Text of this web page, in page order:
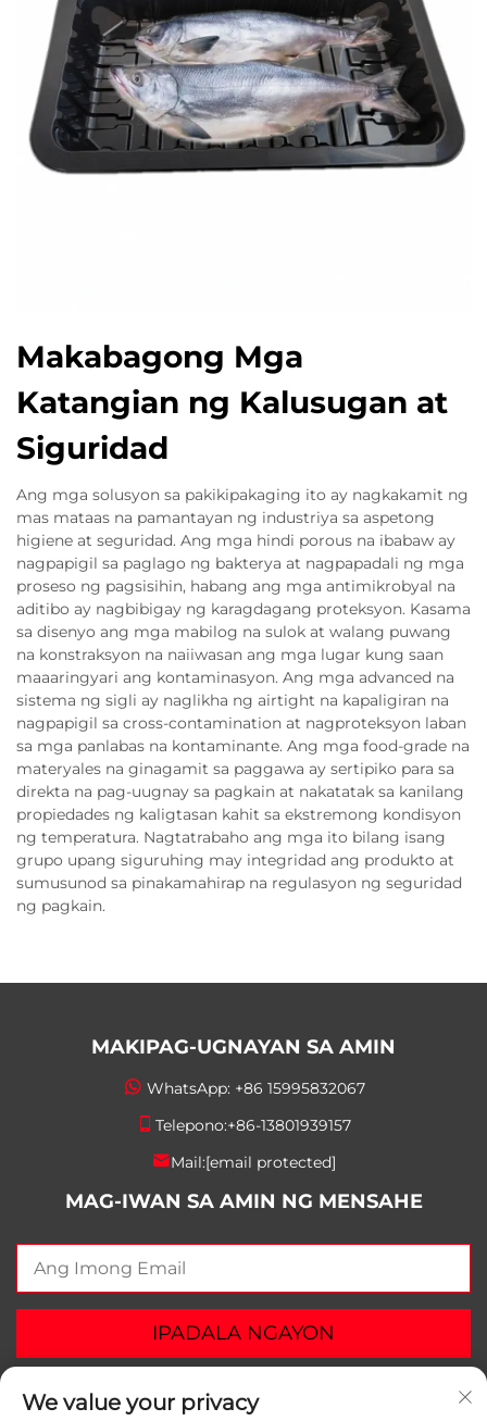
Makabagong Mga
Katangian ng Kalusugan at
Siguridad
Ang mga solusyon sa pakikipakaging ito ay nagkakamit ng
mas mataas na pamantayan ng industriya sa aspetong
higiene at seguridad. Ang mga hindi porous na ibabaw ay
nagpapigil sa paglago ng bakterya at nagpapadali ng mga
proseso ng pagsisihin, habang ang mga antimikrobyal na
aditibo ay nagbibigay ng karagdagang proteksyon. Kasama
sa disenyo ang mga mabilog na sulok at walang puwang
na konstraksyon na naiiwasan ang mga lugar kung saan
maaaringyari ang kontaminasyon. Ang mga advanced na
sistema ng sigli ay naglikha ng airtight na kapaligiran na
nagpapigil sa cross-contamination at nagproteksyon laban
sa mga panlabas na kontaminante. Ang mga food-grade na
materyales na ginagamit sa paggawa ay sertipiko para sa
direkta na pag-uugnay sa pagkain at nakatatak sa kanilang
propiedades ng kaligtasan kahit sa ekstremong kondisyon
ng temperatura. Nagtatrabaho ang mga ito bilang isang
grupo upang siguruhing may integridad ang produkto at
sumusunod sa pinakamahirap na regulasyon ng seguridad
ng pagkain.
MAKIPAG-UGNAYAN SA AMIN
WhatsApp: +86 15995832067
Telepono:+86-13801939157
Mail:[email protected]
MAG-IWAN SA AMIN NG MENSAHE
IPADALA NGAYON
We value your privacy